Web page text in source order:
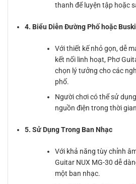
thanh để luyện tập hoặc
4. Biểu Diễn Đường Phố hoặc
Với thiết kế nhỏ gọn, dễ
kết nối linh hoạt, Phơ
chọn lý tưởng cho các
phố.
Người chơi có thể sử
nguồn điện trong thời
5. Sử Dụng Trong Ban Nhạc
Với khả năng tùy chỉnh
Guitar NUX MG-30 dễ
một ban nhạc.